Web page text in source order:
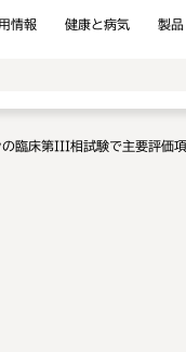
情報 健康と病気 製
臨床第III相試験で主要評価